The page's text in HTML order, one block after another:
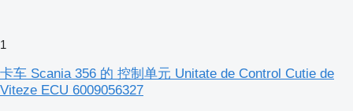
1
卡车 Scania 356 的 控制单元 Unitate de Control Cutie de
Viteze ECU 6009056327